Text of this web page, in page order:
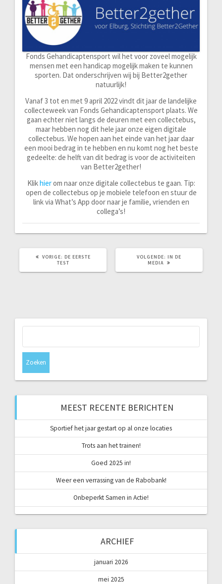
Fonds Gehandicaptensport wil het voor zoveel mogelijk
mensen met een handicap mogelijk maken te kunnen
sporten. Dat onderschrijven wij bij Better2gether
natuurlijk!
Vanaf 3 tot en met 9 april 2022 vindt dit jaar de landelijke
collecteweek van Fonds Gehandicaptensport plaats. We
gaan echter niet langs de deuren met een collectebus,
maar hebben nog dit hele jaar onze eigen digitale
collectebus. We hopen aan het einde van het jaar daar
een mooi bedrag in te hebben en nu komt nog het beste
gedeelte: de helft van dit bedrag is voor de activiteiten
van Better2gether!
Klikhierom naar onze digitale collectebus te gaan. Tip:
open de collectebus op je mobiele telefoon en stuur de
link via What’s App door naar je familie, vrienden en
collega’s!
VORIGE: VORIG
BERICHT:
DE EERSTE
TEST
VOLGENDE: VOLGEND
BERICHT:
IN DE
MEDIA
MEEST RECENTE BERICHTEN
Sportief het jaar gestart op al onze locaties
Trots aan het trainen!
Goed 2025 in!
Weer een verrassing van de Rabobank!
Onbeperkt Samen in Actie!
ARCHIEF
januari 2026
mei 2025